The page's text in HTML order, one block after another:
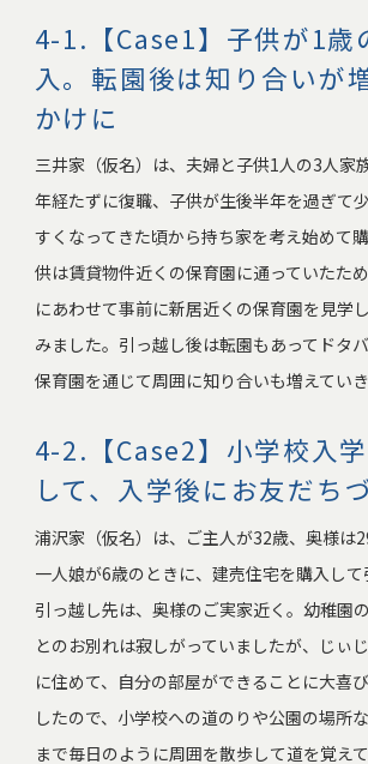
4-1.【Case1】子供が1歳
入。転園後は知り合いが
かけに
三井家（仮名）は、夫婦と子供1人の3人家
年経たずに復職、子供が生後半年を過ぎて
すくなってきた頃から持ち家を考え始めて
供は賃貸物件近くの保育園に通っていたた
にあわせて事前に新居近くの保育園を見学
みました。引っ越し後は転園もあってドタ
保育園を通じて周囲に知り合いも増えていき
4-2.【Case2】小学校入
して、入学後にお友だち
浦沢家（仮名）は、ご主人が32歳、奥様は
一人娘が6歳のときに、建売住宅を購入して
引っ越し先は、奥様のご実家近く。幼稚園
とのお別れは寂しがっていましたが、じぃ
に住めて、自分の部屋ができることに大喜
したので、小学校への道のりや公園の場所
まで毎日のように周囲を散歩して道を覚え